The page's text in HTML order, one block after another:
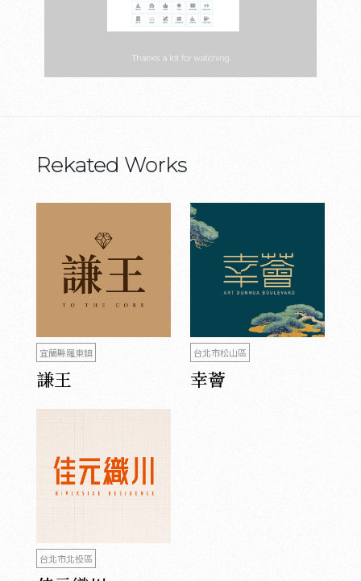
Rekated Works
宜蘭縣羅東鎮
謙王
台北市松山區
幸薈
台北市北投區